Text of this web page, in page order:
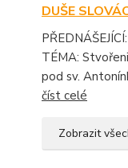
DUŠE
TÉMA:
pod sv.
číst celé
Zobrazit